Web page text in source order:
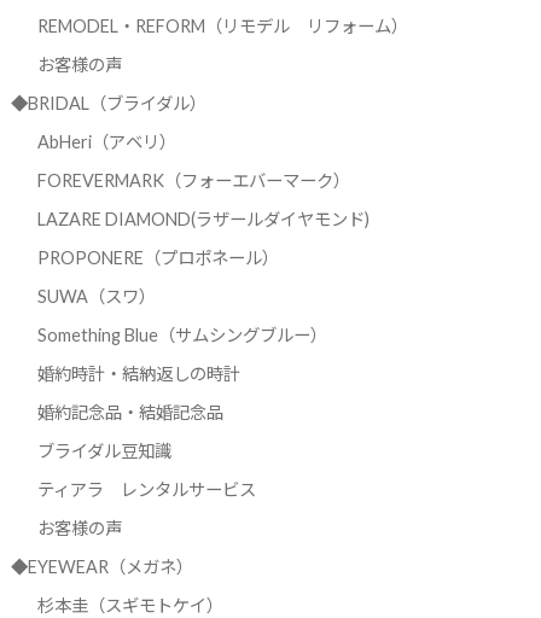
REMODEL・REFORM（リモデル リフォーム）
お客様の声
◆BRIDAL（ブライダル）
AbHeri（アベリ）
FOREVERMARK（フォーエバーマーク）
LAZARE DIAMOND(ラザールダイヤモンド)
PROPONERE（プロポネール）
SUWA（スワ）
Something Blue（サムシングブルー）
婚約時計・結納返しの時計
婚約記念品・結婚記念品
ブライダル豆知識
ティアラ レンタルサービス
お客様の声
◆EYEWEAR（メガネ）
杉本圭（スギモトケイ）